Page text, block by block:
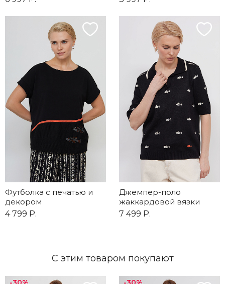
Футболка с печатью и
декором
4 799 Р.
Джемпер-поло
жаккардовой вязки
7 499 Р.
С этим товаром покупают